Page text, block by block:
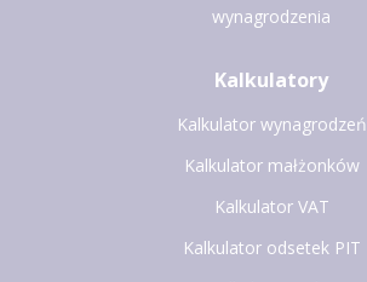
wynagrodzenia
Kalkulatory
Kalkulator wynagrodzeń
Kalkulator małżonków
Kalkulator VAT
Kalkulator odsetek PIT